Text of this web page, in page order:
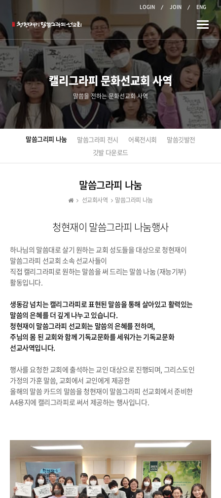
LOGIN JOIN ENG
Toggle
캘리그라피 문화선교회 사역
말씀을 전하는 문화선교회 사역
말씀그리피 나눔 말씀그라피 전시 어록전시회
말씀깃발전
깃발 다운로드
말씀그라피 나눔
선교회사역 말씀그라피 나눔
청현재이 말씀그라피 나눔행사
하나님의 말씀대로 살기 원하는 교회 성도들을 대상으로 청현재이
말씀그라피 선교회 소속 선교사들이
직접 캘리그라피로 원하는 말씀을 써 드리는 말씀 나눔 (재능기부)
활동입니다.
생동감 넘치는 캘리그라피로 표현된 말씀을 통해 살아있고 활력있는
말씀의 은혜를 더 깊게 나누고 있습니다.
청현재이 말씀그라피 선교회는 말씀의 은혜를 전하며,
주님의 몸 된 교회와 함께 기독교문화를 세워가는 기독교문화
선교사역입니다.
행사를 요청한 교회에 출석하는 교인 대상으로 진행되며, 그리스도인
가정의 가훈 말씀, 교회에서 교인에게 제공한
올해의 말씀 카드의 말씀을 청현재이 말씀그라피 선교회에서 준비한
A4용지에 캘리그라피로 써서 제공하는 행사입니다.